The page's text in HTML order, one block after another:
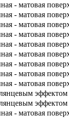
- матовая
- матовая
- матовая
- матовая
- матовая
- матовая
- матовая
- матовая
- матовая
эффектом
эффектом
- матовая